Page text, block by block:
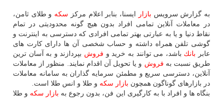
به گزارش سرویس بازار ایسنا، بنابر اعلام مركز سكه و طلای ثامن،
در معاملات آنلاین تمامی افراد بدون هیچ گونه محدودیتی در تمام
نقاط دنیا و یا به عبارتی بهتر تمامی افرادی كه دسترسی به اینترنت و
گوشی تلفن همراه داشته و حساب شخصی آن ها دارای كارت های
عابر بانك باشد، می توانند به خرید و فروش بپردازند و به آسان ترین
طریق نسبت به فروش و یا تحویل آن اقدام نمایند. منظور از معاملات
آنلاین، دسترسی سریع و مطمئن سرمایه گذاران به سامانه معاملات
در بازارهای گوناگون همچون بازار سكه و طلا و انس طلا است.
بنگاه ها و افراد با به كارگیری این فن، بدون رجوع به بازار سكه و طلا